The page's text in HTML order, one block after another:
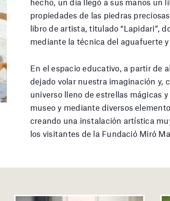
propiedades de las piedras
libro de artista, titulado “Lapidari”,
mediante la técnica del aguafuerte
En el espacio educativo, a partir de
dejado volar nuestra imaginación y,
universo lleno de estrellas mágicas
museo y mediante diversos
creando una instalación artística
los visitantes de la Fundació Miró